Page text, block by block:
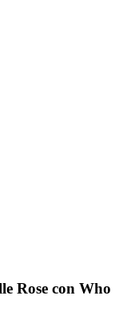
Rose con Who